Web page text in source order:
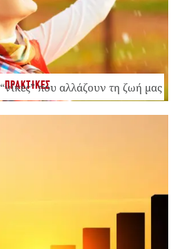
ΠΡΑΚΤΙΚΕΣπου αλλάζουν τη ζωή μας